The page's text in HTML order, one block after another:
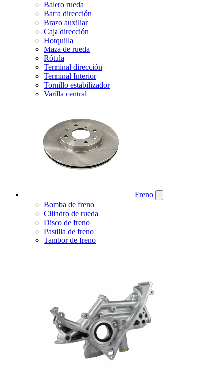
Balero rueda
Barra dirección
Brazo auxiliar
Caja dirección
Horquilla
Maza de rueda
Rótula
Terminal dirección
Terminal Interior
Tornillo estabilizador
Varilla central
Freno
Bomba de freno
Cilindro de rueda
Disco de freno
Pastilla de freno
Tambor de freno